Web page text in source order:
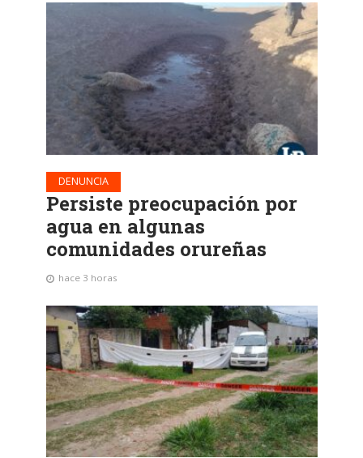
DENUNCIA
Persiste preocupación por
agua en algunas
comunidades orureñas
hace 3 horas